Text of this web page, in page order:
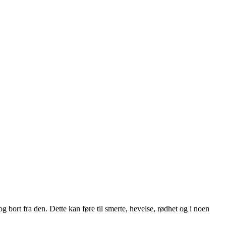
bort fra den. Dette kan føre til smerte, hevelse, rødhet og i noen